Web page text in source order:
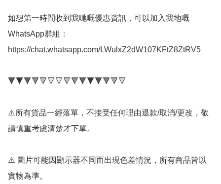
如想第一時間收到我哋嘅優惠資訊，可以加入我地嘅
WhatsApp群組：
https://chat.whatsapp.com/LWulxZ2dW107KFtZ8ZtRV5
🔻🔻🔻🔻🔻🔻🔻🔻🔻🔻🔻🔻🔻🔻🔻
⚠️所有貨品一經落單，不接受任何理由退款/取消/更改，敬
請慎重考慮清楚才下單。
⚠️ 圖片可能因顯示器不同而出現色差情況，所有商品皆以
實物為準。